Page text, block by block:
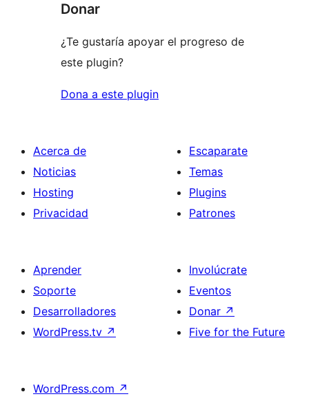
Donar
¿Te gustaría apoyar el progreso de
este plugin?
Dona a este plugin
Acerca de
Noticias
Hosting
Privacidad
Escaparate
Temas
Plugins
Patrones
Aprender
Soporte
Desarrolladores
WordPress.tv ↗
Involúcrate
Eventos
Donar ↗
Five for the Future
WordPress.com ↗